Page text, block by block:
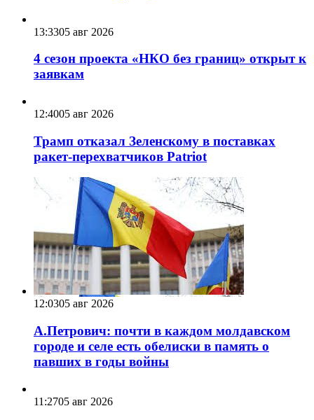
13:3305 авг 2026
4 сезон проекта «НКО без границ» открыт к
заявкам
12:4005 авг 2026
Трамп отказал Зеленскому в поставках
ракет-перехватчиков Patriot
12:0305 авг 2026
А.Петрович: почти в каждом молдавском
городе и селе есть обелиски в память о
павших в годы войны
11:2705 авг 2026